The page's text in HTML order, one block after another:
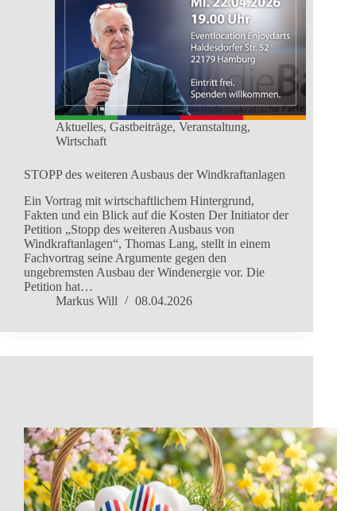
Aktuelles, Gastbeiträge, Veranstaltung,
Wirtschaft
STOPP des weiteren Ausbaus der Windkraftanlagen
Ein Vortrag mit wirtschaftlichem Hintergrund,
Fakten und ein Blick auf die Kosten Der Initiator der
Petition „Stopp des weiteren Ausbaus von
Windkraftanlagen“, Thomas Lang, stellt in einem
Fachvortrag seine Argumente gegen den
ungebremsten Ausbau der Windenergie vor. Die
Petition hat…
Markus Will
08.04.2026